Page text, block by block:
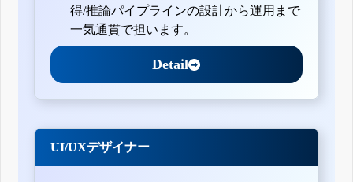
得/推論パイプラインの設計から運用まで
一気通貫で担います。
Detail
UI/UXデザイナー